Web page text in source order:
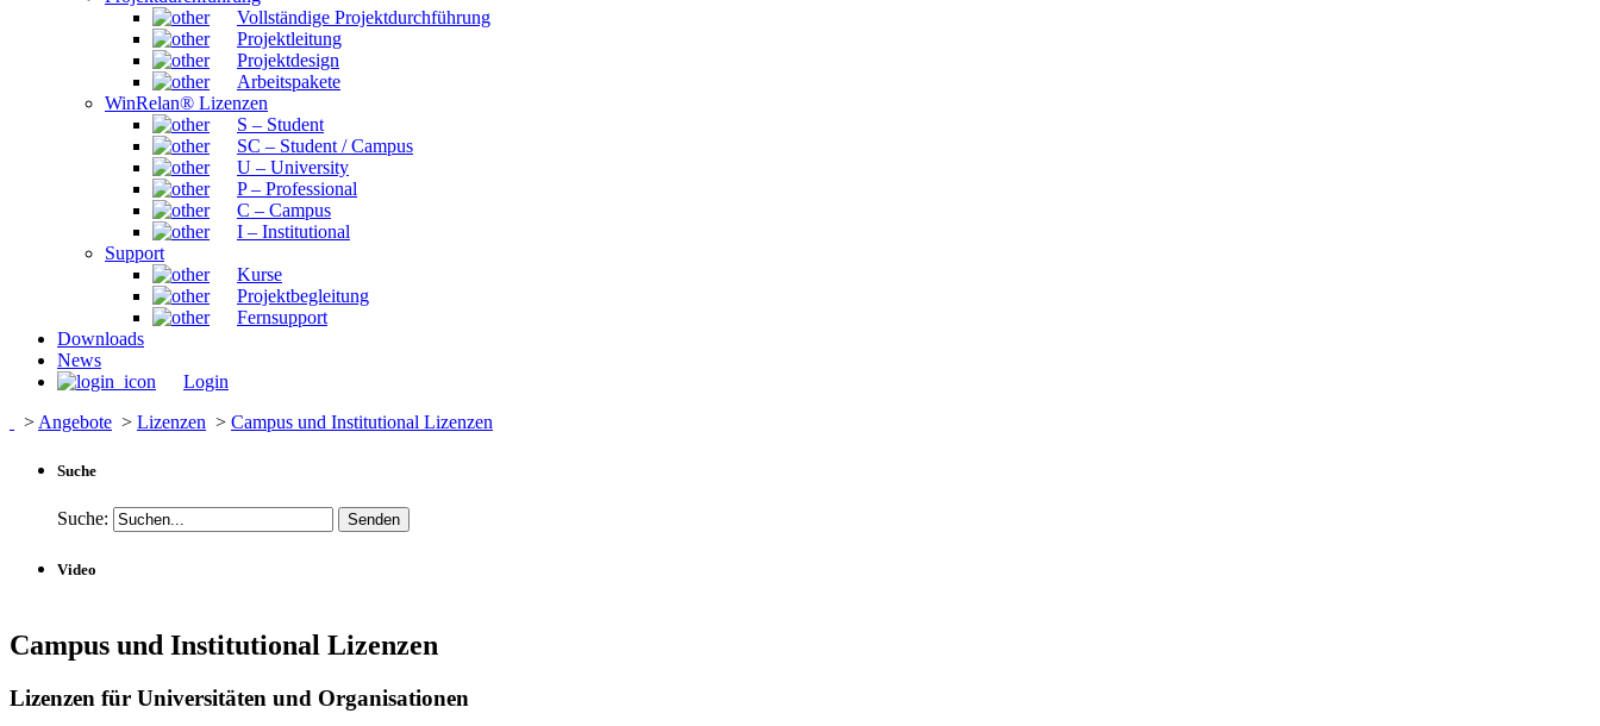
Vollständige Projektdurchführung
Projektleitung
Projektdesign
Arbeitspakete
WinRelan® Lizenzen
S – Student
SC – Student / Campus
U – University
P – Professional
C – Campus
I – Institutional
Support
Kurse
Projektbegleitung
Fernsupport
Downloads
News
Login
> Angebote > Lizenzen > Campus und Institutional Lizenzen
Suche
Suche:
Video
Campus und Institutional Lizenzen
Lizenzen für Universitäten und Organisationen